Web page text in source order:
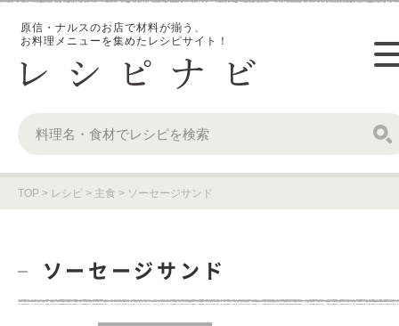
原信・ナルスのお店で材料が揃う、
お料理メニューを集めたレシピサイト！
TOP > レシピ > 主食 > ソーセージサンド
ソーセージサンド